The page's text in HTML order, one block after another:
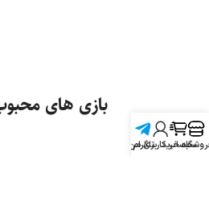
بازی های
سبد خرید
حساب کاربری من
تلگرام